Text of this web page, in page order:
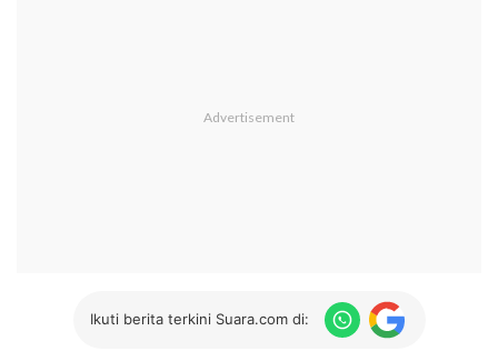
Ikuti berita terkini Suara.com di: